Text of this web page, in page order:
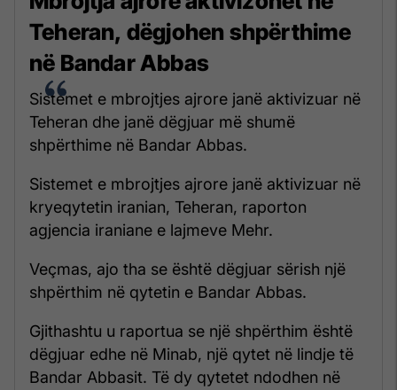
Teheran, dëgjohen shpërthime
në Bandar Abbas
Sistemet e mbrojtjes ajrore janë aktivizuar në
Teheran dhe janë dëgjuar më shumë
shpërthime në Bandar Abbas.
Sistemet e mbrojtjes ajrore janë aktivizuar në
kryeqytetin iranian, Teheran, raporton
agjencia iraniane e lajmeve Mehr.
Veçmas, ajo tha se është dëgjuar sërish një
shpërthim në qytetin e Bandar Abbas.
Gjithashtu u raportua se një shpërthim është
dëgjuar edhe në Minab, një qytet në lindje të
Bandar Abbasit. Të dy qytetet ndodhen në